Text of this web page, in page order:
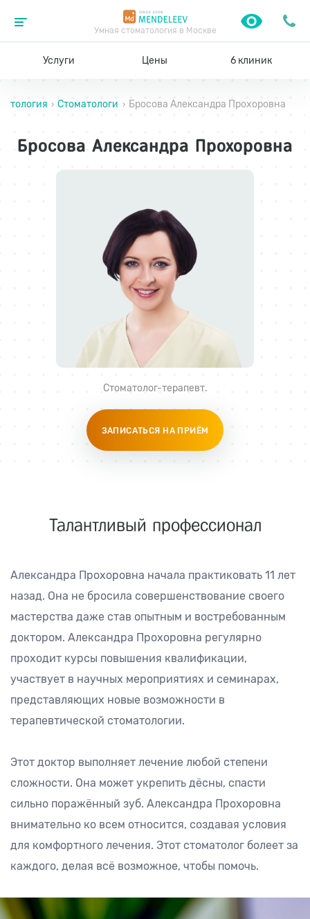
Умная стоматология в Москве
Услуги Цены 6 клиник
› Стоматологи › Бросова Александра Прохоровна
Бросова Александра Прохоровна
Стоматолог-терапевт.
ЗАПИСАТЬСЯ НА ПРИЁМ
Талантливый профессионал
Александра Прохоровна начала практиковать 11 лет
назад. Она не бросила совершенствование своего
мастерства даже став опытным и востребованным
доктором. Александра Прохоровна регулярно
проходит курсы повышения квалификации,
участвует в научных мероприятиях и семинарах,
представляющих новые возможности в
терапевтической стоматологии.
Этот доктор выполняет лечение любой степени
сложности. Она может укрепить дёсны, спасти
сильно поражённый зуб. Александра Прохоровна
внимательно ко всем относится, создавая условия
для комфортного лечения. Этот стоматолог болеет за
каждого, делая всё возможное, чтобы помочь.